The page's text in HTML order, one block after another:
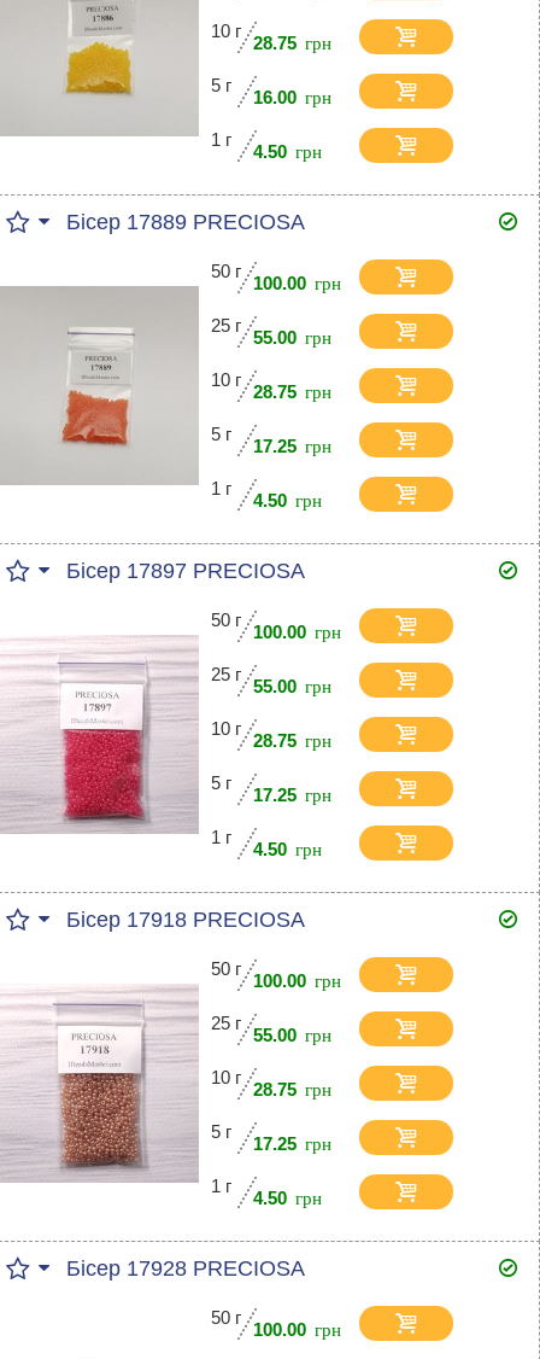
10 г
28.75
5 г
16.00
1 г
4.50
Бісер 17889 PRECIOSA
50 г
100.00
25 г
55.00
10 г
28.75
5 г
17.25
1 г
4.50
Бісер 17897 PRECIOSA
50 г
100.00
25 г
55.00
10 г
28.75
5 г
17.25
1 г
4.50
Бісер 17918 PRECIOSA
50 г
100.00
25 г
55.00
10 г
28.75
5 г
17.25
1 г
4.50
Бісер 17928 PRECIOSA
50 г
100.00